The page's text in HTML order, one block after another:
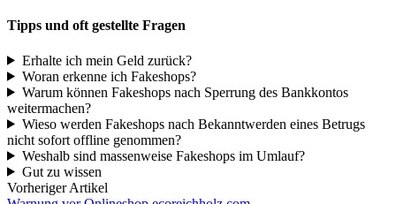
Tipps und oft gestellte Fragen
Erhalte ich mein Geld zurück?
Woran erkenne ich Fakeshops?
Warum können Fakeshops nach Sperrung des Bankkontos
weitermachen?
Wieso werden Fakeshops nach Bekanntwerden eines Betrugs
nicht sofort offline genommen?
Weshalb sind massenweise Fakeshops im Umlauf?
Gut zu wissen
Vorheriger Artikel